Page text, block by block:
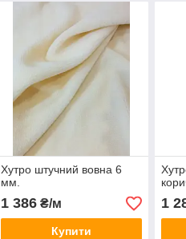
Хутро штучний вовна 6
мм.
1 386₴/м
Купити
1